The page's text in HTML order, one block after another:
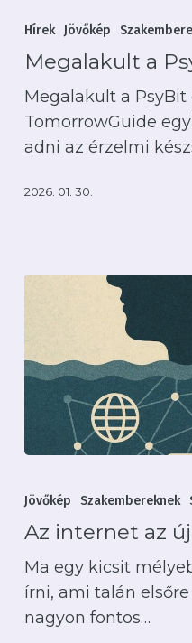
a
csoport
Hírek Jövőkép
Megalakult a
Megalakult a PsyBit
TomorrowGuide
adni az érzelmi
2026. 01. 30.
internet
új
tudattalan?
Jövőkép Szakembereknek
Az internet az
Ma egy kicsit
írni, ami talán
nagyon fontos…